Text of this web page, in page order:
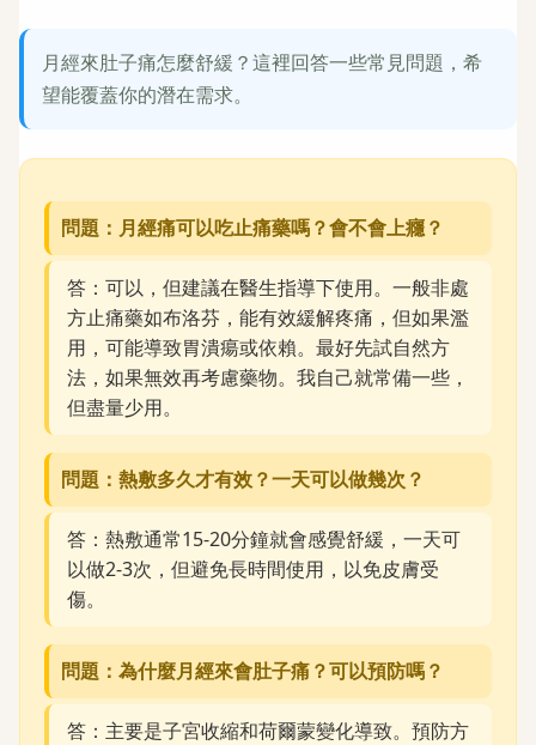
月經來肚子痛怎麼舒緩？這裡回答一些常見問題，希
望能覆蓋你的潛在需求。
問題：月經痛可以吃止痛藥嗎？會不會上癮？
答：可以，但建議在醫生指導下使用。一般非處
方止痛藥如布洛芬，能有效緩解疼痛，但如果濫
用，可能導致胃潰瘍或依賴。最好先試自然方
法，如果無效再考慮藥物。我自己就常備一些，
但盡量少用。
問題：熱敷多久才有效？一天可以做幾次？
答：熱敷通常15-20分鐘就會感覺舒緩，一天可
以做2-3次，但避免長時間使用，以免皮膚受
傷。
問題：為什麼月經來會肚子痛？可以預防嗎？
答：主要是子宮收縮和荷爾蒙變化導致。預防方